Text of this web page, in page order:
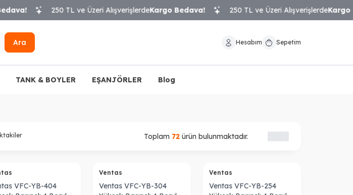
250 TL ve Üzeri AlışverişlerdeKargo Bedava! 250 TL ve Üzeri AlışverişlerdeKargo
Ara Hesabım Sepetim
TANK & BOYLER EŞANJÖRLER Blog
Toplam 72 ürün bulunmaktadır.
VFC-YB-404
Ventas
Ventas VFC-YB-304
Ventas
Ventas VFC-YB-254